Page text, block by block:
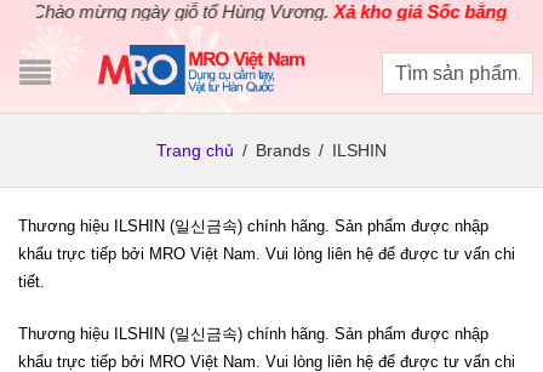
Chào mừng ngày giỗ tổ Hùng Vương.Xả kho giá Sốc bằng giá
Trang chủ / Brands / ILSHIN
Thương hiệu ILSHIN (일신금속) chính hãng. Sản phẩm được nhập
khẩu trực tiếp bởi MRO Việt Nam. Vui lòng liên hệ để được tư vấn chi
tiết.
Thương hiệu ILSHIN (일신금속) chính hãng. Sản phẩm được nhập
khẩu trực tiếp bởi MRO Việt Nam. Vui lòng liên hệ để được tư vấn chi